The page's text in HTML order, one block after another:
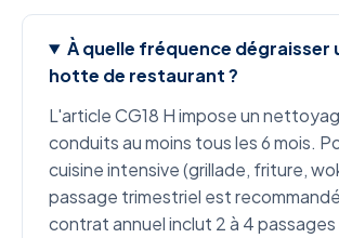
À quelle fréquence dégraisser
hotte de restaurant ?
L'article CG18 H impose un
conduits au moins tous les 6 mois.
cuisine intensive (grillade, friture,
passage trimestriel est
contrat annuel inclut 2 à 4 passages